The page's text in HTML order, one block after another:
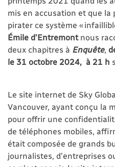
mis en accusation et que la
pirater ce système «
Émile d’Entremont nous
deux chapitres à Enquête,
le 31 octobre 2024, à 21 h
Le site internet de Sky
Vancouver, ayant conçu la
pour offrir une
de téléphones mobiles,
était composée de grands
journalistes, d’entreprises